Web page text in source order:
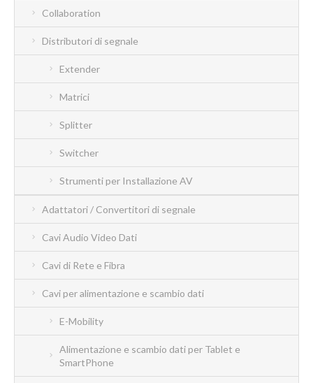
Collaboration
Distributori di segnale
Extender
Matrici
Splitter
Switcher
Strumenti per Installazione AV
Adattatori / Convertitori di segnale
Cavi Audio Video Dati
Cavi di Rete e Fibra
Cavi per alimentazione e scambio dati
E-Mobility
Alimentazione e scambio dati per Tablet e
SmartPhone